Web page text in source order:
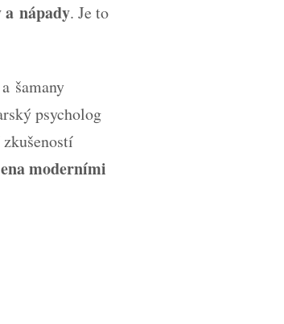
a nápady. Je to
šamany
psycholog
moderními